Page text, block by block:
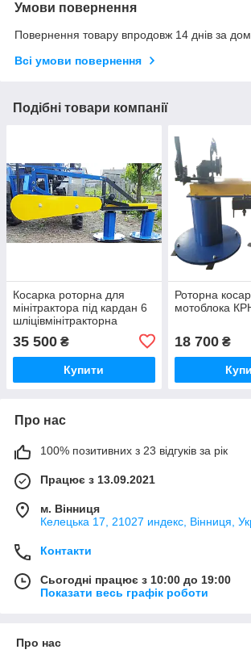
Умови повернення
Повернення товару впродовж 14 днів за
Всі умови повернення
Подібні товари компанії
Косарка роторна для
мінітрактора під кардан 6
шліцівмінітракторна
35 500 ₴
Купити
Роторна
мотоблока
18 700₴
Про нас
100% позитивних з 23 відгуків за рік
Працює з 13.09.2021
м. Вінниця
Келецька 17, 21027 индекс, Вінниця,
Контакти
Сьогодні працює з 10:00 до 19:00
Показати весь графік роботи
Про нас